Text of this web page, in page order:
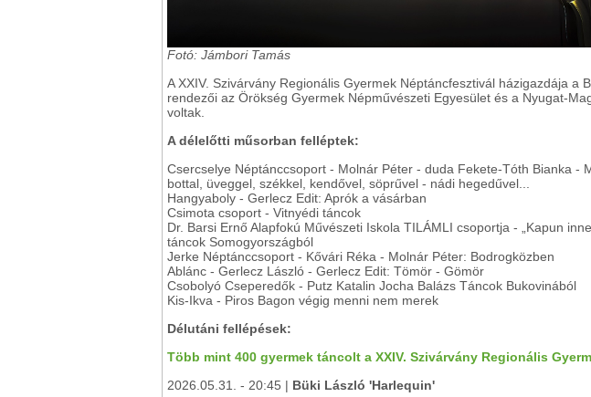
Fotó: Jámbori Tamás
A XXIV. Szivárvány Regionális Gyermek Néptáncfesztivál házigazdája a
rendezői az Örökség Gyermek Népművészeti Egyesület és a Nyugat-
voltak.
A délelőtti műsorban felléptek:
Csercselye Néptánccsoport - Molnár Péter - duda Fekete-Tóth Bianka -
bottal, üveggel, székkel, kendővel, söprűvel - nádi hegedűvel...
Hangyaboly - Gerlecz Edit: Aprók a vásárban
Csimota csoport - Vitnyédi táncok
Dr. Barsi Ernő Alapfokú Művészeti Iskola TILÁMLI csoportja - „Kapun
táncok Somogyországból
Jerke Néptánccsoport - Kővári Réka - Molnár Péter: Bodrogközben
Ablánc - Gerlecz László - Gerlecz Edit: Tömör - Gömör
Csobolyó Cseperedők - Putz Katalin Jocha Balázs Táncok Bukovinából
Kis-Ikva - Piros Bagon végig menni nem merek
Délutáni fellépések:
Több mint 400 gyermek táncolt a XXIV. Szivárvány Regionális
2026.05.31. - 20:45 | Büki László 'Harlequin'